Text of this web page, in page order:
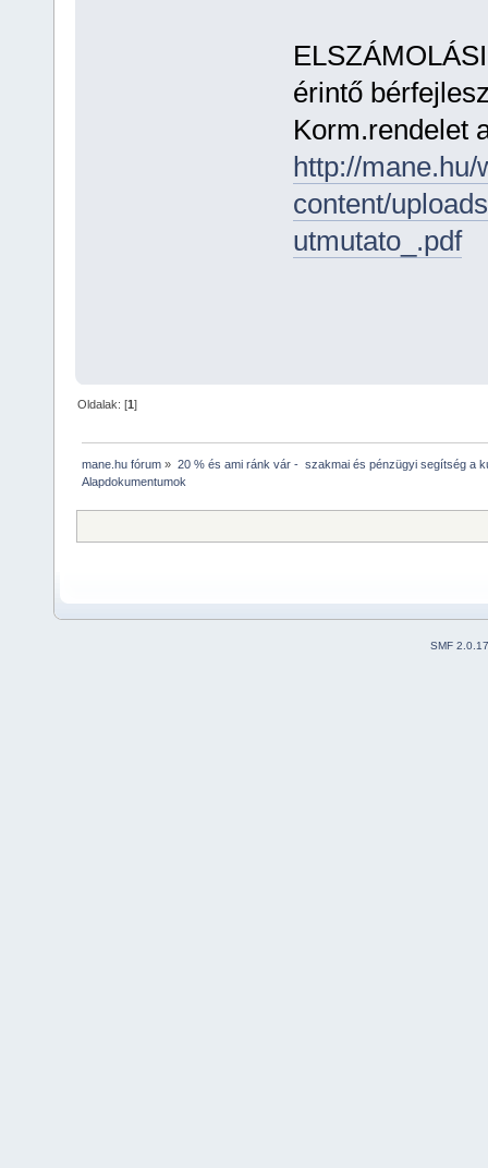
érintő
Korm.rendelet
http://mane.hu/
content/
utmutato_.pdf
Oldalak: [1]
mane.hu fórum » 20 % és ami ránk vár -  szakmai és pénzügyi segítség a
Alapdokumentumok
SMF 2.0.17